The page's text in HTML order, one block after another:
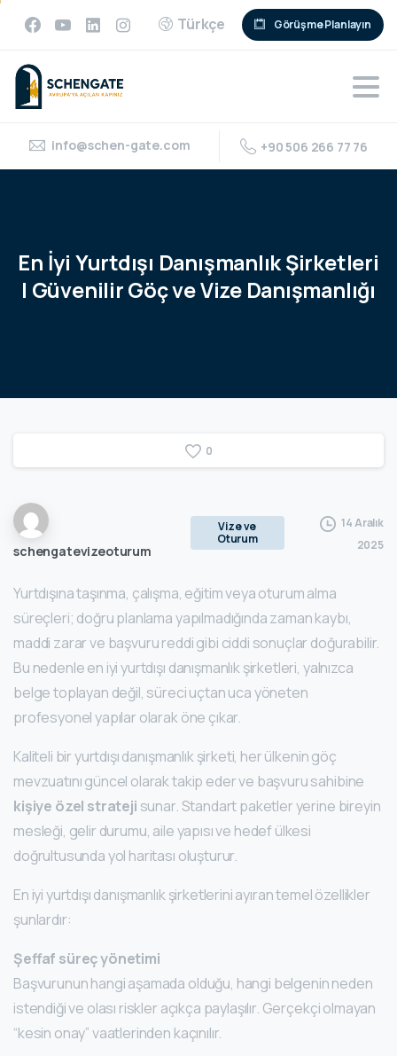
Türkçe Görüşme Planlayın
info@schen-gate.com +90 506 266 77 76
En İyi Yurtdışı DanışmanlıkŞirketleri
| GüvenilirGöçveVize Danışmanlığı
0
schengatevizeoturum
Vize ve
Oturum
14 Aralık
2025
Yurtdışına taşınma, çalışma, eğitim veya oturum alma
süreçleri; doğru planlama yapılmadığında zaman kaybı,
maddi zarar ve başvuru reddi gibi ciddi sonuçlar doğurabilir.
Bu nedenle en iyi yurtdışı danışmanlık şirketleri, yalnızca
belge toplayan değil, süreci uçtan uca yöneten
profesyonel yapılar olarak öne çıkar.
Kaliteli bir yurtdışı danışmanlık şirketi, her ülkenin göç
mevzuatını güncel olarak takip eder ve başvuru sahibine
kişiye özel strateji sunar. Standart paketler yerine bireyin
mesleği, gelir durumu, aile yapısı ve hedef ülkesi
doğrultusunda yol haritası oluşturur.
En iyi yurtdışı danışmanlık şirketlerini ayıran temel özellikler
şunlardır:
Şeffaf süreç yönetimi
Başvurunun hangi aşamada olduğu, hangi belgenin neden
istendiği ve olası riskler açıkça paylaşılır. Gerçekçi olmayan
“kesin onay” vaatlerinden kaçınılır.